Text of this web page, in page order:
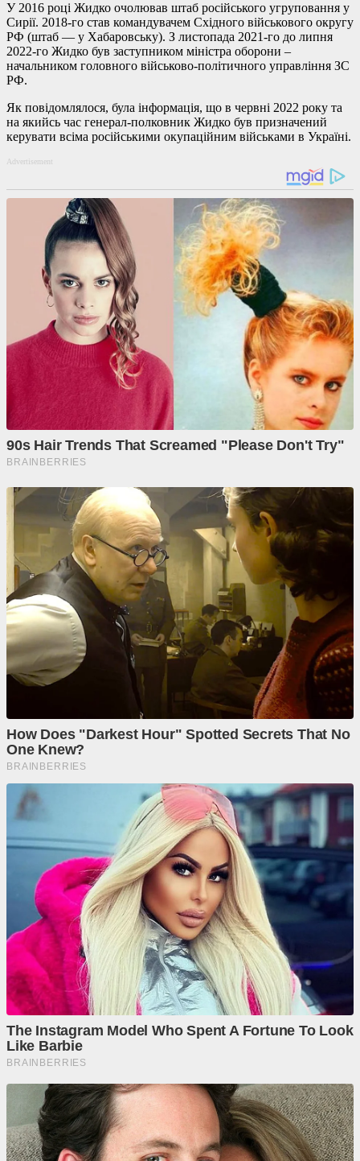
У 2016 році Жидко очолював штаб російського угруповання у
Сирії. 2018-го став командувачем Східного військового округу
РФ (штаб — у Хабаровську). З листопада 2021-го до липня
2022-го Жидко був заступником міністра оборони –
начальником головного військово-політичного управління ЗС
РФ.
Як повідомлялося, була інформація, що в червні 2022 року та
на якийсь час генерал-полковник Жидко був призначений
керувати всіма російськими окупаційним військами в Україні.
Advertisement